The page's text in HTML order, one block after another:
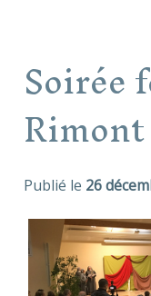
Soirée
Rimont
Publié le 26